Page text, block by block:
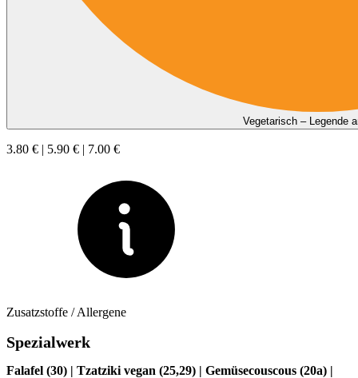
Vegetarisch – Legende
3.80 € | 5.90 € | 7.00 €
Zusatzstoffe / Allergene
Spezialwerk
Falafel (30) | Tzatziki vegan (25,29) | Gemüsecouscous (20a) |